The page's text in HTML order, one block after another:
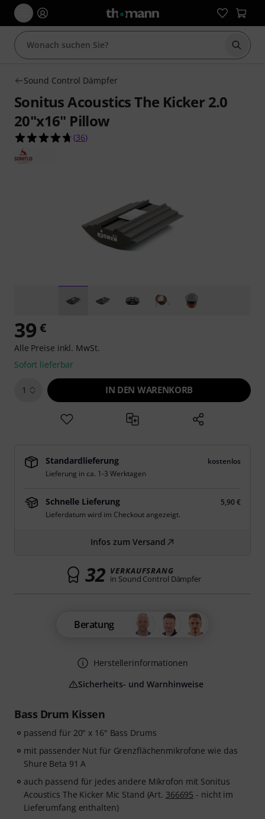
Suche
Sound Control Dämpfer
Sonitus Acoustics The Kicker 2.0
20"x16" Pillow
4.7 von 5 Sternen aus 36 Kundenbewertungen
(36)
Bass Drum Kissen
passend für 20" x 16" Bass Drums
mit passender Nut für Grenzflächenmikrofone wie das
Shure Beta 91 A
auch passend für jedes andere Mikrofon mit Sonitus
Acoustics The Kicker Mic Stand (Art. 366695 - nicht im
Lieferumfang enthalten)
39 €
Alle Preise inkl. MwSt.
Sofort lieferbar
1 IN DEN WARENKORB
Standardlieferung
kostenlos
Lieferung in ca. 1-3 Werktagen
Schnelle Lieferung
5,90 €
Lieferdatum wird im Checkout angezeigt.
Infos zum Versand
32 VERKAUFSRANG
in Sound Control Dämpfer
Beratung
Herstellerinformationen
Sicherheits- und Warnhinweise